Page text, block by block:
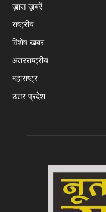
ख़ास ख़बरें
राष्ट्रीय
विशेष खबर
अंतरराष्ट्रीय
महाराष्ट्र
उत्तर प्रदेश